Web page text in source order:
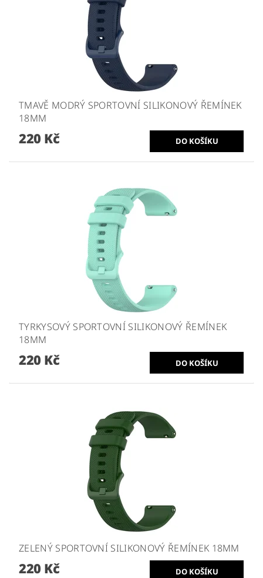
TMAVĚ MODRÝ SPORTOVNÍ SILIKONOVÝ ŘEMÍNEK
18MM
220 Kč
TYRKYSOVÝ SPORTOVNÍ SILIKONOVÝ ŘEMÍNEK
18MM
220 Kč
ZELENÝ SPORTOVNÍ SILIKONOVÝ ŘEMÍNEK 18MM
220 Kč